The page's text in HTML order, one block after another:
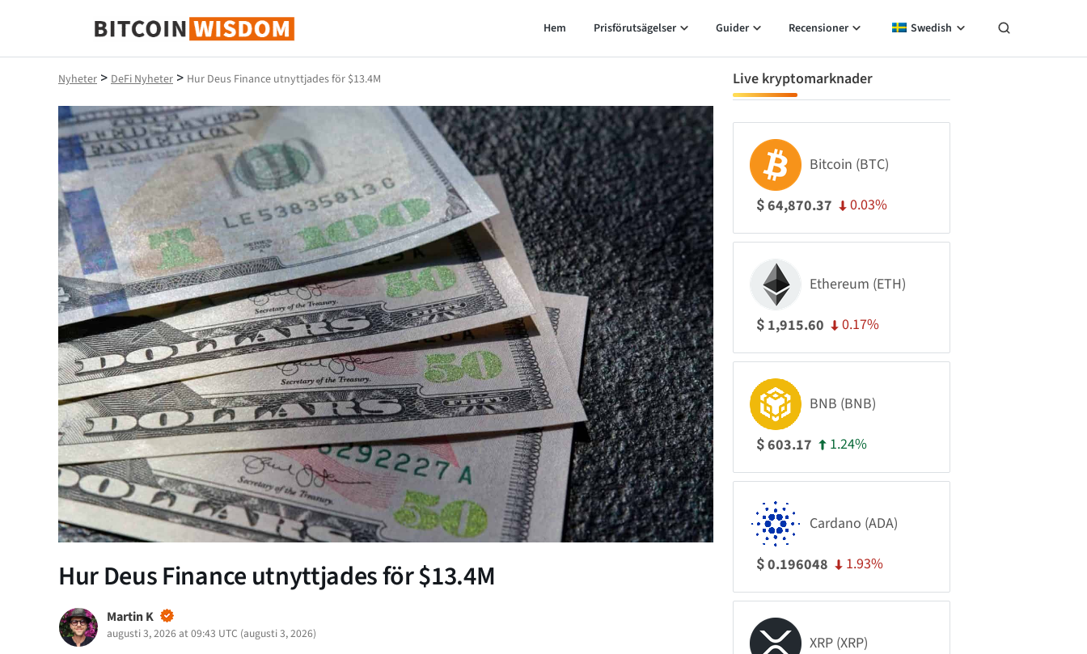
Bitcoin Wisdom
Hem Prisförutsägelser Guider Recensioner Swedish
Nyheter > DeFi Nyheter > Hur Deus Finance utnyttjades för $13.4M
Hur Deus Finance utnyttjades för $13.4M
Martin K
augusti 3, 2026 at 09:43 UTC (augusti 3, 2026)
Live kryptomarknader
Bitcoin (BTC)
$64,870.37 0.03%
Ethereum (ETH)
$ 1,915.60 0.17%
BNB (BNB)
$603.17 1.24%
Cardano (ADA)
$0.196048 1.93%
XRP (XRP)